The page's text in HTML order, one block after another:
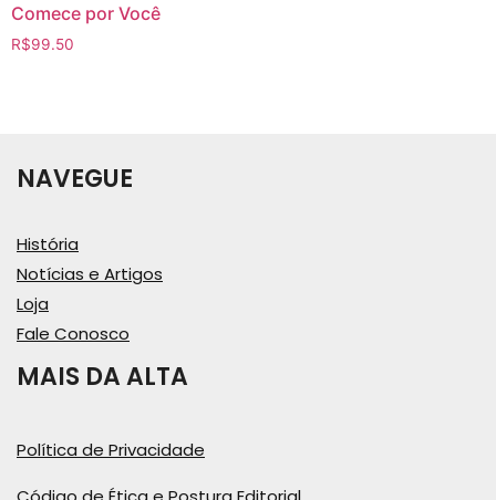
Comece por Você
R$99.50
NAVEGUE
História
Notícias e Artigos
Loja
Fale Conosco
MAIS DA ALTA
Política de Privacidade